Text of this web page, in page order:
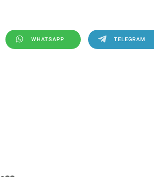
WHATSAPP TELEGRAM